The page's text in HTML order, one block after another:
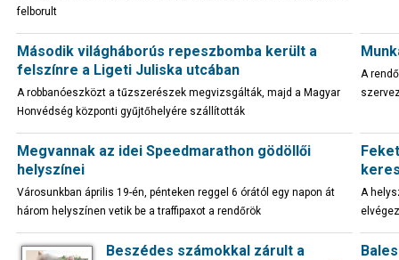
felborult
Második világháborús repeszbomba került a
felszínre a Ligeti Juliska utcában
A robbanóeszközt a tűzszerészek megvizsgálták, majd a Magyar
Honvédség központi gyűjtőhelyére szállították
A
Megvannak az idei Speedmarathon gödöllői
helyszínei
Városunkban április 19-én, pénteken reggel 6 órától egy napon át
három helyszínen vetik be a traffipaxot a rendőrök
A
Beszédes számokkal zárult a